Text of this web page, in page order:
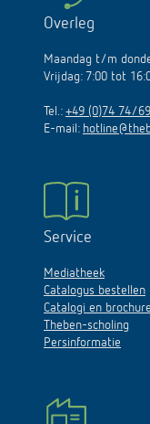
Overleg
Maandag t/m
Vrijdag: 7:00 tot
Tel.: +49 (0)74 74/
E-mail:
Service
Mediatheek
Catalogus bestellen
Catalogi en
Theben-scholing
Persinformatie